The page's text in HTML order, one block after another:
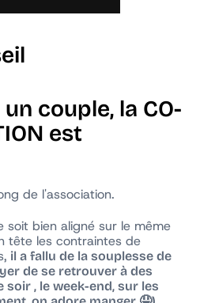
couple, la CO-
est
de l'association.
soit bien aligné sur le même
tête les contraintes de
il a fallu de la souplesse de
de se retrouver à des
, le week-end, sur les